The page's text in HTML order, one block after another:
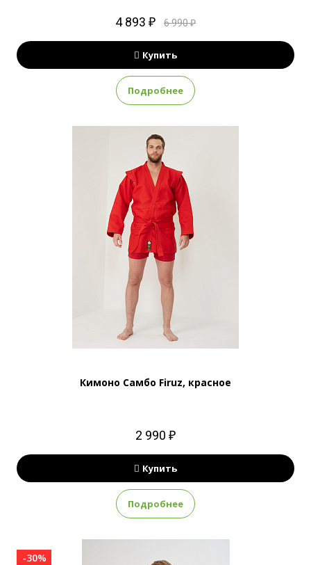
4 893 ₽ 6 990 ₽
Купить
Подробнее
Кимоно Самбо Firuz, красное
2 990 ₽
Купить
Подробнее
-30%